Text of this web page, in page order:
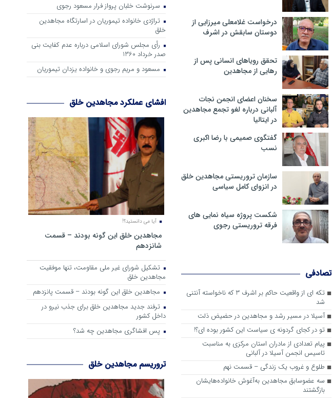
درخواست غلامعلی میرزایی از
دوستان سابقش در اشرف
تحقق رویاهای انسانی پس از
رهایی از مجاهدین
سخنان اعضای انجمن نجات
آلبانی درباره لغو تجمع مجاهدین
در ایتالیا
گفتگوی صمیمی با رضا اکبری
نسب
سازمان تروریستی مجاهدین خلق
در انزوای کامل سیاسی
شکست پروژه سیاه نمایی های
فرقه تروریستی رجوی
تصادفی
تکه ای از واقعیت حاکم بر اشرف 3 که ناخواسته آنتنی
شد
آسیلا در مسیر رشد و مجاهدین در حضیض ذلت
تو در کجای گردونه ی سیاست این کشور بوده ای؟!
پیام تعدادی از مادران استان مرکزی به مناسبت
تاسیس انجمن آسیلا در آلبانی
طلوع و غروب یک زندگی – قسمت نهم
سه عضوسابق مجاهدین به‌آغوش خانواده‌هایشان
بازگشتند
سرنوشت خلبان پرواز فرار مسعود رجوی
تراژدی خانواده تیموریان در اسارتگاه مجاهدین
خلق
رأی مجلس شورای اسلامی درباره عدم كفایت بنی
صدر خرداد 1360
مسعود و مریم رجوی و خانواده یزدان تیموریان
افشای عملکرد مجاهدین خلق
آیا می دانستید؟!
مجاهدین خلق این گونه بودند – قسمت
شانزدهم
تشکیل شورای غیر ملی مقاومت، تنها موفقیت
مجاهدین خلق
مجاهدین خلق این گونه بودند – قسمت پانزدهم
ترفند جدید مجاهدین خلق برای جذب نیرو در
داخل کشور
پس افشاگری مجاهدین چه شد؟
تروریسم مجاهدین خلق